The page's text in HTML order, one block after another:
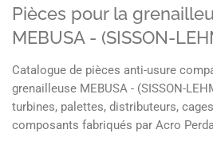
Pièces pour la
MEBUSA - (SISSON-
Catalogue de pièces anti-usure
grenailleuse MEBUSA - (SISSON-
turbines, palettes, distributeurs,
composants fabriqués par Acro